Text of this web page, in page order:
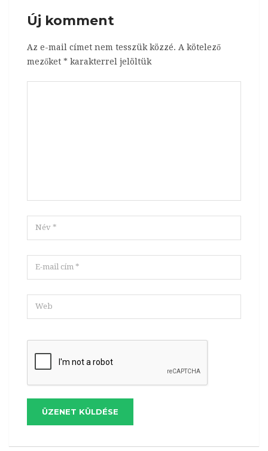
Új komment
Az e-mail címet nem tesszük közzé. A kötelező
mezőket * karakterrel jelöltük
ÜZENET KÜLDÉSE